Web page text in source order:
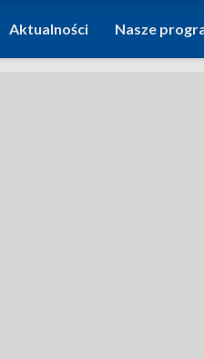
Aktualności Nasze